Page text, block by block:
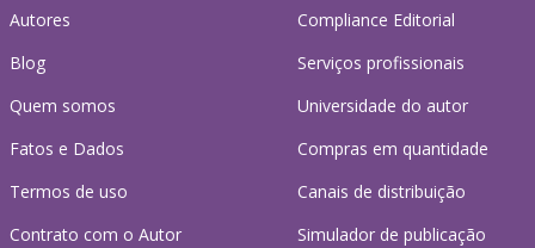
Autores
Blog
Quem somos
Fatos e Dados
Termos de uso
Contrato com o Autor
Compliance Editorial
Serviços profissionais
Universidade do autor
Compras em quantidade
Canais de distribuição
Simulador de publicação